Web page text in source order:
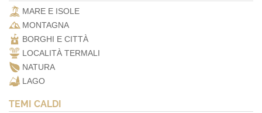
MARE E ISOLE
MONTAGNA
BORGHI E CITTÀ
LOCALITÀ TERMALI
NATURA
LAGO
TEMI CALDI